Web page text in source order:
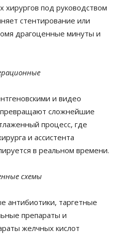
хирургов под руководством
стентирование или
драгоценные минуты и
и видео
сложнейшие
процесс, где
и ассистента
в реальном времени.
схемы
антибиотики, таргетные
препараты и
желчных кислот